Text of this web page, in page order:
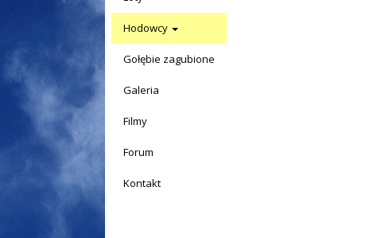
Hodowcy
Gołębie zagubione
Galeria
Filmy
Forum
Kontakt